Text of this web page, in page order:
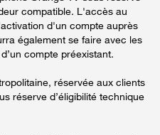
compatible. L'accès au
d'un compte auprès
également se faire avec les
compte préexistant.
réservée aux clients
réserve d’éligibilité technique